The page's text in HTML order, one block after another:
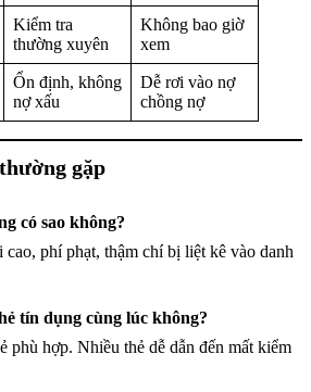
Kiểm tra
thường xuyên
Không bao giờ
xem
Ổn định, không
nợ xấu
Dễ rơi vào nợ
chồng nợ
gặp
có sao không?
phí phạt, thậm chí bị liệt kê vào danh
tín dụng cùng lúc không?
phù hợp. Nhiều thẻ dễ dẫn đến mất kiểm